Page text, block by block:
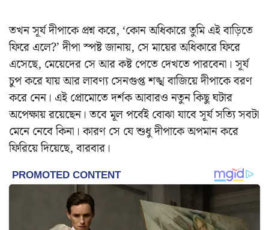
তখন সূর্য দীপাকে প্রশ্ন করে, ‘কোন অধিকারে তুমি এই বাড়িতে
ফিরে এলে?’ দীপা স্পষ্ট জানায়, সে মায়ের অধিকারে ফিরে
এসেছে, মেয়েদের সে আর কষ্ট পেতে দেখতে পারবেনা। সূর্য
চুপ করে যায় আর লাবণ্য সেনগুপ্ত শঙ্খ বাজিয়ে দীপাকে বরণ
করে নেন। এই প্রোমোতে দর্শক আবারও নতুন কিছু ঘটার
অপেক্ষায় রয়েছেন। তবে মূল পর্বেই বোঝা যাবে সূর্য সত্যি সবটা
মেনে নেবে কিনা। কারণ সে যে শুধু দীপাকে অপমান করে
ফিরিয়ে দিয়েছে, বারবার।